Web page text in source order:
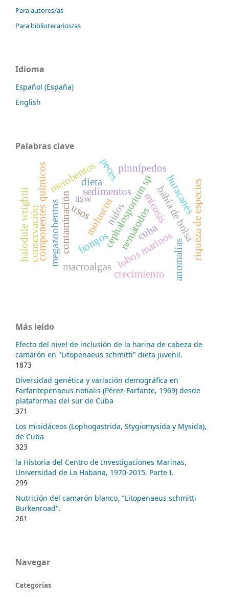
Para autores/as
Para bibliotecarios/as
Idioma
Español (España)
English
Palabras clave
cephalosporium sp
hongoslobos marinos
micosis
pinnípedos
contaminación sedimentos bahía de bolsa
meiobentos
nemátodos
componentes químicosmegazoobentos riqueza de especies
moluscos
conservación
macroalgas
huracanes
halodule wrightii asw
cuba
nidos
anomalías
peces
usos
crecimiento
dieta
Más leído
Efecto del nivel de inclusión de la harina de cabeza de
camarón en "Litopenaeus schmitti" dieta juvenil.
1873
Diversidad genética y variación demográfica en
Farfantepenaeus notialis (Pérez-Farfante, 1969) desde
plataformas del sur de Cuba
371
Los misidáceos (Lophogastrida, Stygiomysida y Mysida),
de Cuba
323
la Historia del Centro de Investigaciones Marinas,
Universidad de La Habana, 1970-2015. Parte I.
299
Nutrición del camarón blanco, "Litopenaeus schmitti
Burkenroad".
261
Navegar
Categorías